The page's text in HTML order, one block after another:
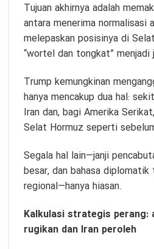
Tujuan akhirnya adalah
antara menerima normalisasi
melepaskan posisinya di
“wortel dan tongkat” menjadi
Trump kemungkinan
hanya mencakup dua hal:
Iran dan, bagi Amerika
Selat Hormuz seperti
Segala hal lain—janji
besar, dan bahasa
regional—hanya hiasan.
Kalkulasi strategis perang:
rugikan dan Iran peroleh